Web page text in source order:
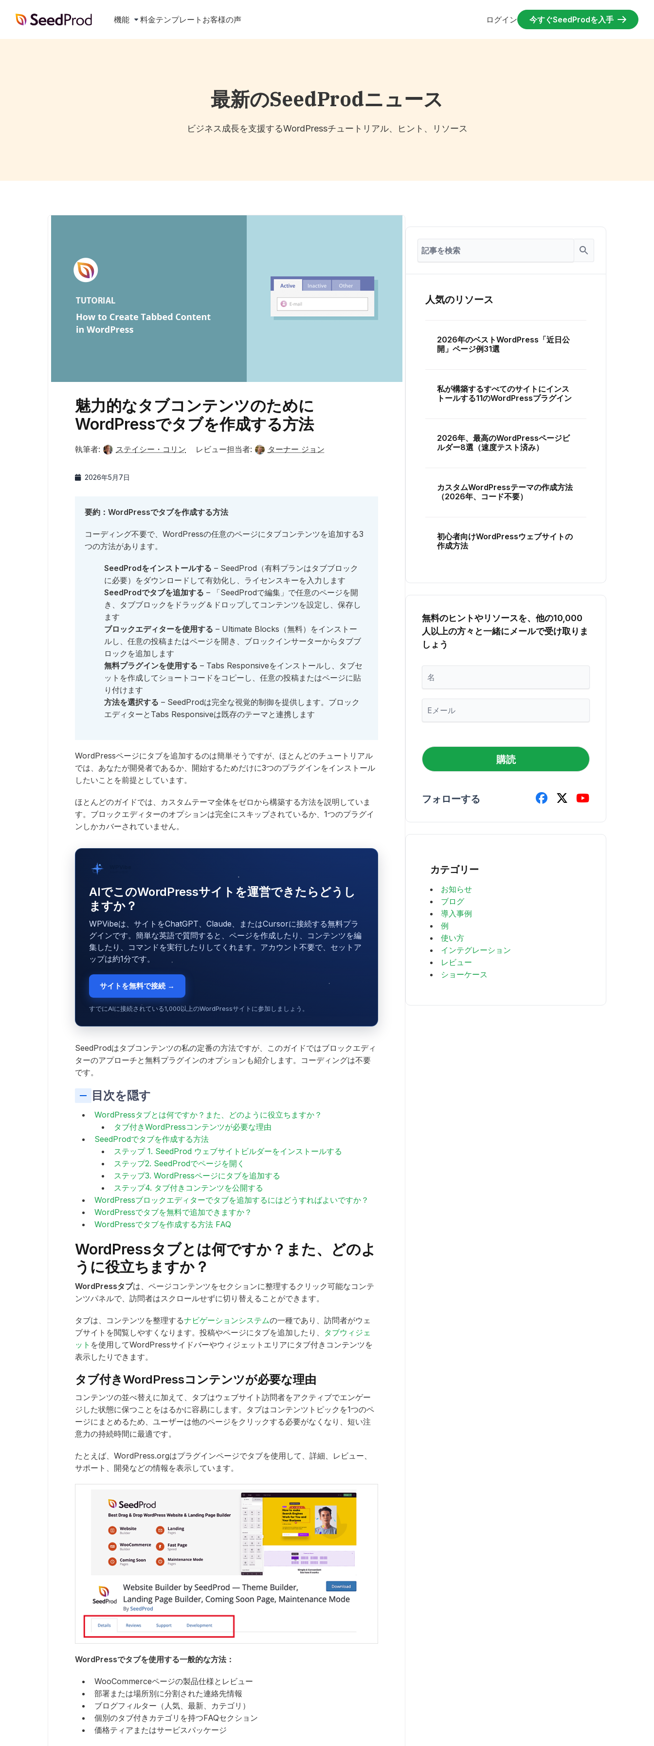
SeedProd 機能 料金テンプレート お客様の声 ログイン 今すぐSeedProdを入手
最新のSeedProdニュース
ビジネス成長を支援するWordPressチュートリアル、ヒント、リソース
魅力的なタブコンテンツのために
WordPressでタブを作成する方法
執筆者: ステイシー・コリン レビュー担当者: ターナー ジョン
2026年5月7日
要約：WordPressでタブを作成する方法
コーディング不要で、WordPressの任意のページにタブコンテンツを追加する3
つの方法があります。
SeedProdをインストールする – SeedProd（有料プランはタブブロック
に必要）をダウンロードして有効化し、ライセンスキーを入力します
SeedProdでタブを追加する – 「SeedProdで編集」で任意のページを開
き、タブブロックをドラッグ＆ドロップしてコンテンツを設定し、保存し
ます
ブロックエディターを使用する – Ultimate Blocks（無料）をインストー
ルし、任意の投稿またはページを開き、ブロックインサーターからタブブ
ロックを追加します
無料プラグインを使用する – Tabs Responsiveをインストールし、タブセ
ットを作成してショートコードをコピーし、任意の投稿またはページに貼
り付けます
方法を選択する – SeedProdは完全な視覚的制御を提供します。ブロック
エディターとTabs Responsiveは既存のテーマと連携します
WordPressページにタブを追加するのは簡単そうですが、ほとんどのチュートリアル
では、あなたが開発者であるか、開始するためだけに3つのプラグインをインストール
したいことを前提としています。
ほとんどのガイドでは、カスタムテーマ全体をゼロから構築する方法を説明していま
す。ブロックエディターのオプションは完全にスキップされているか、1つのプラグイ
ンしかカバーされていません。
AIでこのWordPressサイトを運営できたらどうし
ますか？
WPVibeは、サイトをChatGPT、Claude、またはCursorに接続する無料プラ
グインです。簡単な英語で質問すると、ページを作成したり、コンテンツを編
集したり、コマンドを実行したりしてくれます。アカウント不要で、セットア
ップは約1分です。
サイトを無料で接続 →
すでにAIに接続されている1,000以上のWordPressサイトに参加しましょう。
SeedProdはタブコンテンツの私の定番の方法ですが、このガイドではブロックエディ
ターのアプローチと無料プラグインのオプションも紹介します。コーディングは不要
です。
目次を隠す
WordPressタブとは何ですか？また、どのように役立ちますか？
タブ付きWordPressコンテンツが必要な理由
SeedProdでタブを作成する方法
ステップ 1. SeedProd ウェブサイトビルダーをインストールする
ステップ2. SeedProdでページを開く
ステップ3. WordPressページにタブを追加する
ステップ4. タブ付きコンテンツを公開する
WordPressブロックエディターでタブを追加するにはどうすればよいですか？
WordPressでタブを無料で追加できますか？
WordPressでタブを作成する方法 FAQ
WordPressタブとは何ですか？また、どのよ
うに役立ちますか？
WordPressタブは、ページコンテンツをセクションに整理するクリック可能なコンテ
ンツパネルで、訪問者はスクロールせずに切り替えることができます。
タブは、コンテンツを整理するナビゲーションシステムの一種であり、訪問者がウェ
ブサイトを閲覧しやすくなります。投稿やページにタブを追加したり、 タブウィジェ
ット を使用してWordPressサイドバーやウィジェットエリアにタブ付きコンテンツを
表示したりできます。
タブ付きWordPressコンテンツが必要な理由
コンテンツの並べ替えに加えて、タブはウェブサイト訪問者をアクティブでエンゲー
ジした状態に保つことをはるかに容易にします。タブはコンテンツトピックを1つのペ
ージにまとめるため、ユーザーは他のページをクリックする必要がなくなり、短い注
意力の持続時間に最適です。
たとえば、WordPress.orgはプラグインページでタブを使用して、詳細、レビュー、
サポート、開発などの情報を表示しています。
WordPressでタブを使用する一般的な方法：
WooCommerceページの製品仕様とレビュー
部署または場所別に分割された連絡先情報
ブログフィルター（人気、最新、カテゴリ）
個別のタブ付きカテゴリを持つFAQセクション
価格ティアまたはサービスパッケージ
人気のリソース
2026年のベストWordPress「近日公
開」ページ例31選
私が構築するすべてのサイトにインス
トールする11のWordPressプラグイン
2026年、最高のWordPressページビ
ルダー8選（速度テスト済み）
カスタムWordPressテーマの作成方法
（2026年、コード不要）
初心者向けWordPressウェブサイトの
作成方法
無料のヒントやリソースを、他の10,000
人以上の方々と一緒にメールで受け取りま
しょう
ー
ル
購読
フォローする
カテゴリー
お知らせ
ブログ
導入事例
例
使い方
インテグレーション
レビュー
ショーケース